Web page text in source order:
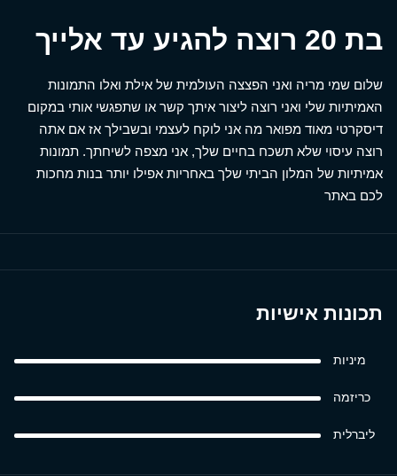
בת 20 רוצה להגיע עד אלייך
שלום שמי מריה ואני הפצצה העולמית של אילת ואלו התמונות
האמיתיות שלי ואני רוצה ליצור איתך קשר או שתפגשי אותי במקום
דיסקרטי מאוד מפואר מה אני לוקח לעצמי ובשבילך אז אם אתה
רוצה עיסוי שלא תשכח בחיים שלך, אני מצפה לשיחתך. תמונות
אמיתיות של המלון הביתי שלך באחריות אפילו יותר בנות מחכות
לכם באתר
תכונות אישיות
מיניות
כריזמה
ליברלית